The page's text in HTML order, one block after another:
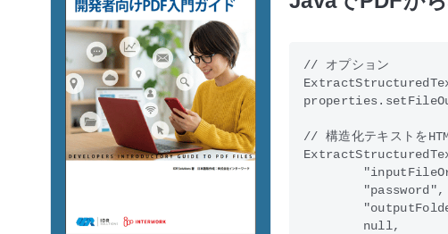
// オプション
// 構造化テキストを
"password",
null,